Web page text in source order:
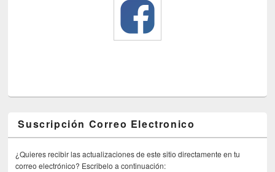
Suscripción Correo Electronico
¿Quieres recibir las actualizaciones de este sitio directamente en tu
correo electrónico? Escribelo a continuación: